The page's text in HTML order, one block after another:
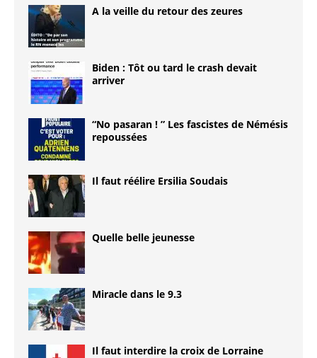
A la veille du retour des zeures
Biden : Tôt ou tard le crash devait
arriver
“No pasaran ! ” Les fascistes de Némésis
repoussées
Il faut réélire Ersilia Soudais
Quelle belle jeunesse
Miracle dans le 9.3
Il faut interdire la croix de Lorraine